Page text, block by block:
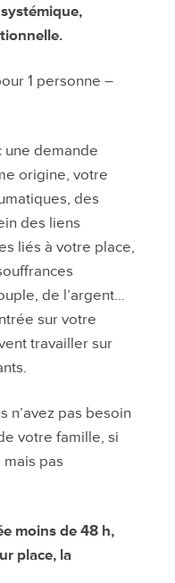
1 personne –
une demande
origine, votre
des
des liens
liés à votre place,
de l’argent…
sur votre
travailler sur
n’avez pas besoin
votre famille, si
pas
moins de 48 h,
place, la